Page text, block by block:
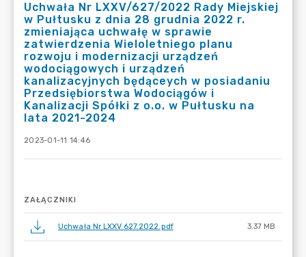
Uchwała Nr LXXV/627/2022 Rady Miejskiej
w Pułtusku z dnia 28 grudnia 2022 r.
zmieniająca uchwałę w sprawie
zatwierdzenia Wieloletniego planu
rozwoju i modernizacji urządzeń
wodociągowych i urządzeń
kanalizacyjnych będąceych w posiadaniu
Przedsiębiorstwa Wodociągów i
Kanalizacji Spółki z o.o. w Pułtusku na
lata 2021-2024
2023-01-11 14:46
ZAŁĄCZNIKI
Uchwała Nr LXXV.627.2022.pdf 3.37 MB